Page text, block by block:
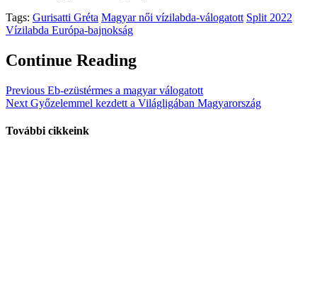
Tags: Gurisatti Gréta Magyar női vízilabda-válogatott Split 2022
Vízilabda Európa-bajnokság
Continue Reading
Previous Eb-ezüstérmes a magyar válogatott
Next Győzelemmel kezdett a Világligában Magyarország
További cikkeink